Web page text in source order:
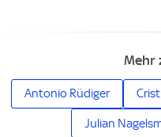
Mehr
Antonio Rüdiger
Julian